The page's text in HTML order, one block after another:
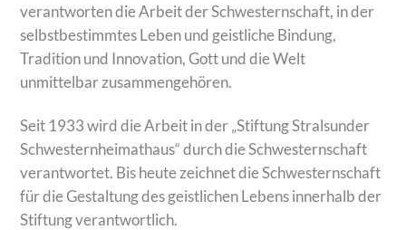
verantworten die Arbeit der Schwesternschaft, in der
selbstbestimmtes Leben und geistliche Bindung,
Tradition und Innovation, Gott und die Welt
unmittelbar zusammengehören.
Seit 1933 wird die Arbeit in der „Stiftung Stralsunder
Schwesternheimathaus“ durch die Schwesternschaft
verantwortet. Bis heute zeichnet die Schwesternschaft
für die Gestaltung des geistlichen Lebens innerhalb der
Stiftung verantwortlich.